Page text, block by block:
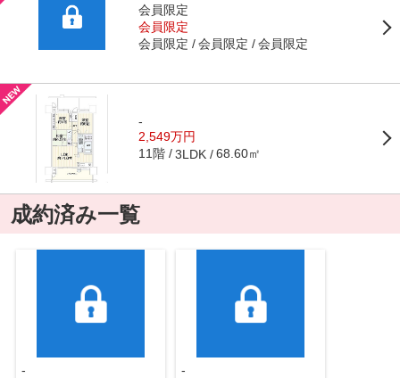
会員限定
会員限定
会員限定
会員限定 会員限定
-
2,549万円
11階 3LDK 68.60㎡
成約済み一覧
- -